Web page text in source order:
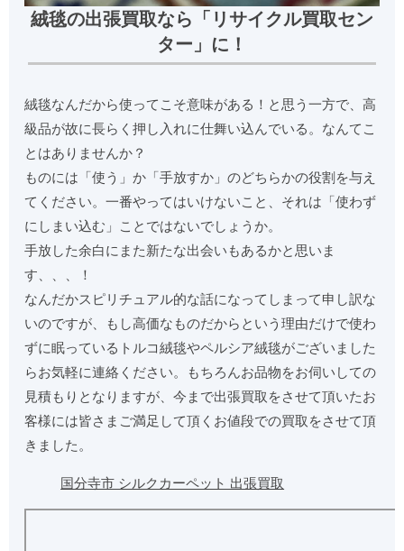
絨毯の出張買取なら「リサイクル買取セン
ター」に！
絨毯なんだから使ってこそ意味がある！と思う一方で、高
級品が故に長らく押し入れに仕舞い込んでいる。なんてこ
とはありませんか？
ものには「使う」か「手放すか」のどちらかの役割を与え
てください。一番やってはいけないこと、それは「使わず
にしまい込む」ことではないでしょうか。
手放した余白にまた新たな出会いもあるかと思いま
す、、、！
なんだかスピリチュアル的な話になってしまって申し訳な
いのですが、もし高価なものだからという理由だけで使わ
ずに眠っているトルコ絨毯やペルシア絨毯がございました
らお気軽に連絡ください。もちろんお品物をお伺いしての
見積もりとなりますが、今まで出張買取をさせて頂いたお
客様には皆さまご満足して頂くお値段での買取をさせて頂
きました。
国分寺市 シルクカーペット 出張買取